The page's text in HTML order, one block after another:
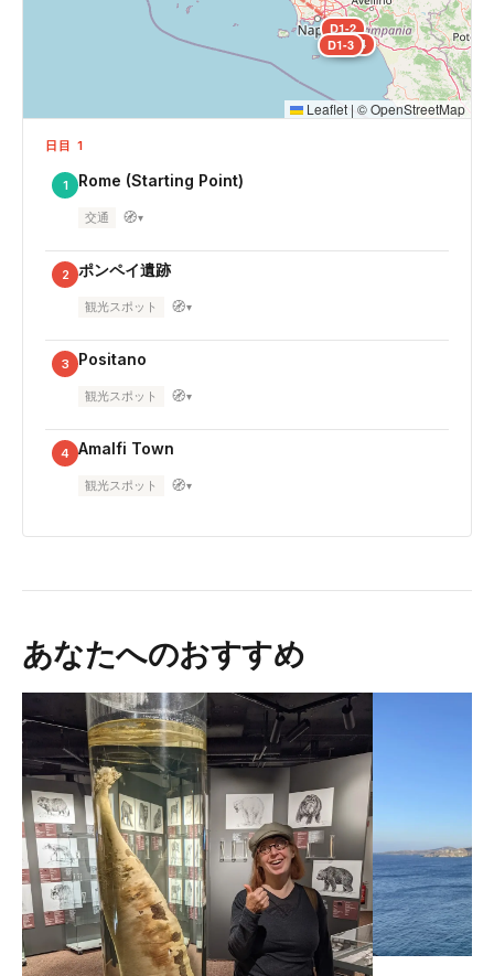
D1-2
D1-3D1-4
Leaflet | ©OpenStreetMap
日目 1
1 Rome (Starting Point)
交通 🧭▾
2 ポンペイ遺跡
観光スポット 🧭▾
3 Positano
観光スポット 🧭▾
4 Amalfi Town
観光スポット 🧭▾
あなたへのおすすめ